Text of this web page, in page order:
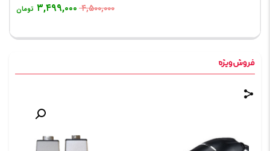
۴,۵۰۰,۰۰۰ ۳,۴۹۹,۰۰۰ تومان